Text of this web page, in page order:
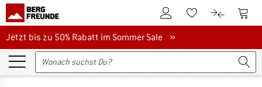
Zum KundenkontoZum Merkzettel.
Zum Zum
Jetzt bis zu 50% Rabatt im Sommer Sale
Jetzt bis zu 50% Rabatt im Sommer Sale »